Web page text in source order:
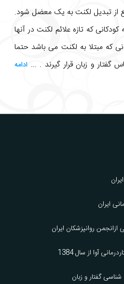
از تبدیل لکنت به یک معضل شود.
که تازه علائم لکنت در آنها
که مبتلا به لکنت می باشد حتما
و زبان قرار گیرند . ... ادامه
ایران
روانپزشکان ایران
آوا از سال 1384
گفتار و زبان